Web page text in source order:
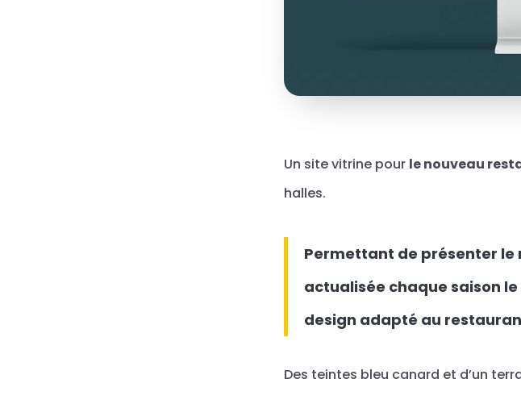
Un site vitrine pour le nouveau
halles.
Permettant de présenter le
actualisée chaque saison
design adapté au
Des teintes bleu canard et d’un